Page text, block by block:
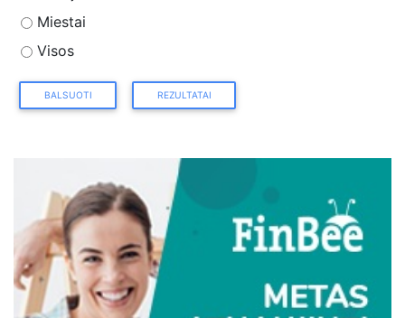
Miestai
Visos
BALSUOTI REZULTATAI